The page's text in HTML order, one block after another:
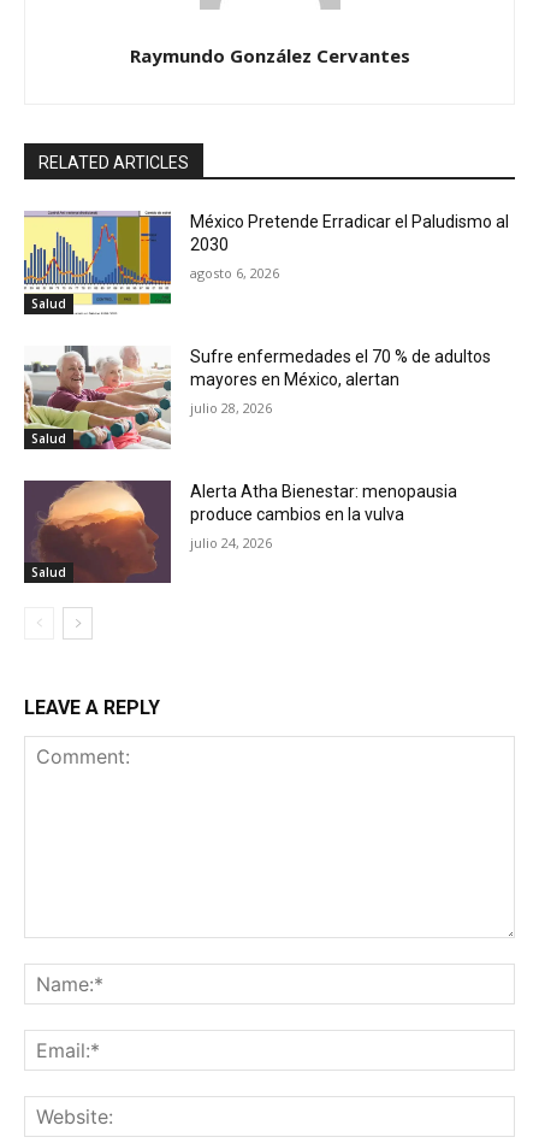
Raymundo González Cervantes
RELATED ARTICLES
Salud
México Pretende Erradicar el Paludismo al
2030
agosto 6, 2026
Salud
Sufre enfermedades el 70 % de adultos
mayores en México, alertan
julio 28, 2026
Salud
Alerta Atha Bienestar: menopausia
produce cambios en la vulva
julio 24, 2026
LEAVE A REPLY